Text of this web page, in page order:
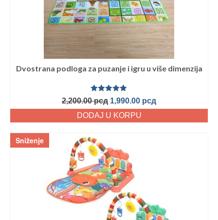
Dvostrana podloga za puzanje i igru u više dimenzija
Ocenjeno
sa5.00od
5
2,200.00рсд 1,990.00 рсд
DODAJ U KORPU
Sniženje